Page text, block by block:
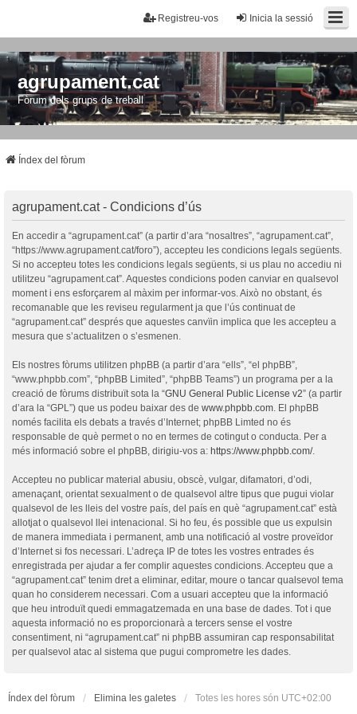
Inicia la sessió
Registreu-vos
agrupament.cat
Fòrum dels grups de treball
Índex del fòrum
agrupament.cat - Condicions d’ús
En accedir a “agrupament.cat” (a partir d’ara “nosaltres”, “agrupament.cat”,
“https://www.agrupament.cat/foro”), accepteu les condicions legals següents.
Si no accepteu totes les condicions legals següents, si us plau no accediu ni
utilitzeu “agrupament.cat”. Aquestes condicions poden canviar en qualsevol
moment i ens esforçarem al màxim per informar-vos. Això no obstant, és
recomanable que les reviseu regularment ja que l’ús continuat de
“agrupament.cat” després que aquestes canvïin implica que les accepteu a
mesura que s’actualitzen o s’esmenen.
Els nostres fòrums utilitzen phpBB (a partir d’ara “ells”, “el phpBB”,
“www.phpbb.com”, “phpBB Limited”, “phpBB Teams”) un programa per a la
creació de fòrums distribuït sota la “GNU General Public License v2” (a partir
d’ara la “GPL”) que us podeu baixar des de www.phpbb.com . El phpBB
només facilita els debats a través d’Internet; phpBB Limted no és
responsable de què permet o no en termes de cotingut o conducta. Per a
més informació sobre el phpBB, dirigiu-vos a: https://www.phpbb.com/.
Accepteu no publicar material abusiu, obscè, vulgar, difamatori, d’odi,
amenaçant, orientat sexualment o de qualsevol altre tipus que pugui violar
qualsevol de les lleis del vostre país, del país en què “agrupament.cat” està
allotjat o qualsevol llei intenacional. Si ho feu, és possible que us expulsin
de manera immediata i permanent, amb una notificació al vostre proveïdor
d’Internet si fos necessari. L’adreça IP de totes les vostres entrades és
enregistrada per ajudar a fer complir aquestes condicions. Accepteu que a
“agrupament.cat” tenim dret a eliminar, editar, moure o tancar qualsevol tema
quan ho considerem necessari. Com a usuari accepteu que la informació
que heu introduït quedi emmagatzemada en una base de dades. Tot i que
aquesta informació no es proporcionarà a tercers sense el vostre
consentiment, ni “agrupament.cat” ni phpBB assumiran cap responsabilitat
per qualsevol atac al sistema que pugui comprometre les dades.
Índex del fòrum Elimina les galetes Totes les hores són UTC+02:00